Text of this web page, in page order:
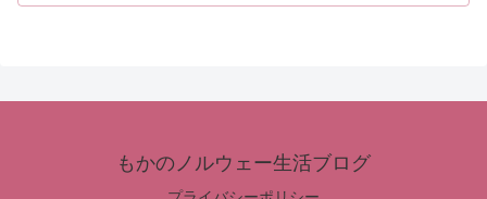
もかのノルウェー生活ブログ